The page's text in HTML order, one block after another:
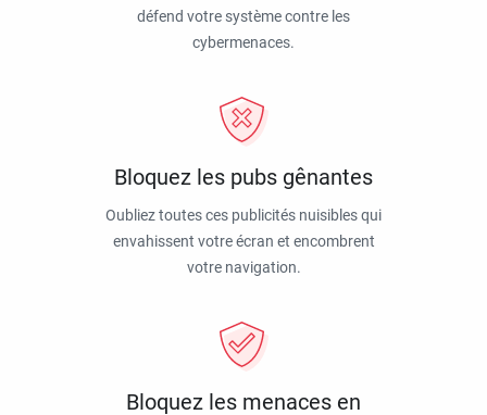
défend votre système contre les
cybermenaces.
Bloquez les pubs gênantes
Oubliez toutes ces publicités nuisibles qui
envahissent votre écran et encombrent
votre navigation.
Bloquez les menaces en